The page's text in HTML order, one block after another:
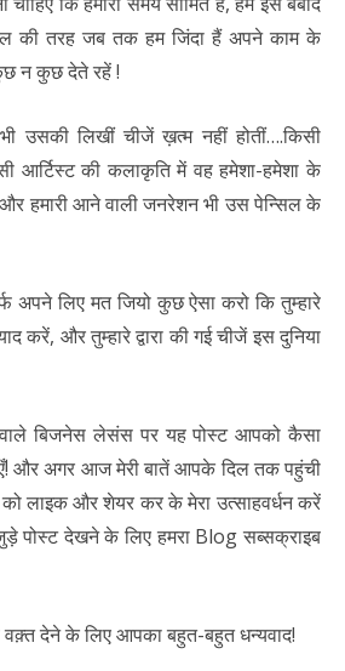
की तरह जब तक हम जिंदा हैं अपने काम के
न कुछ देते रहें !
उसकी लिखीं चीजें ख़त्म नहीं होतीं….किसी
आर्टिस्ट की कलाकृति में वह हमेशा-हमेशा के
हमारी आने वाली जनरेशन भी उस पेन्सिल के
अपने लिए मत जियो कुछ ऐसा करो कि तुम्हारे
करें, और तुम्हारे द्वारा की गई चीजें इस दुनिया
वाले बिजनेस लेसंस पर यह पोस्ट आपको कैसा
और अगर आज मेरी बातें आपके दिल तक पहुंची
लाइक और शेयर कर के मेरा उत्साहवर्धन करें
पोस्ट देखने के लिए हमरा Blog सब्सक्राइब
देने के लिए आपका बहुत-बहुत धन्यवाद!